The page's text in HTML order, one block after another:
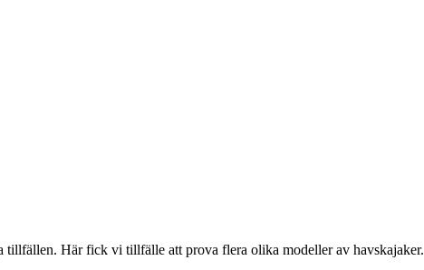
tillfällen. Här fick vi tillfälle att prova flera olika modeller av havskajaker.